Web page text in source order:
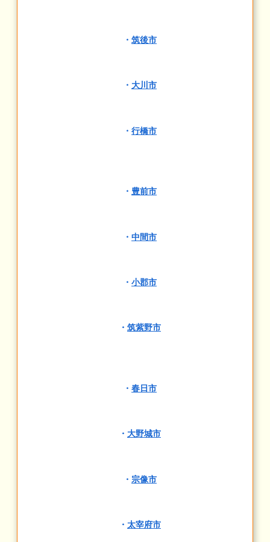
・ 筑後市
・ 大川市
・ 行橋市
・ 豊前市
・ 中間市
・ 小郡市
・ 筑紫野市
・ 春日市
・ 大野城市
・ 宗像市
・ 太宰府市